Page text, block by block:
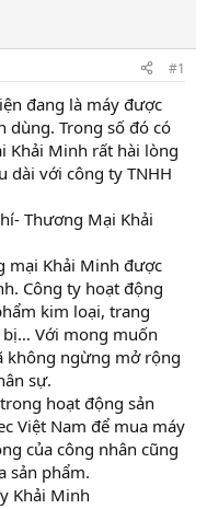
#1
đang là máy được
dùng. Trong số đó có
Khải Minh rất hài lòng
dài với công ty TNHH
Thương Mại Khải
mại Khải Minh được
Công ty hoạt động
kim loại, trang
Với mong muốn
không ngừng mở rộng
sự.
hoạt động sản
Việt Nam để mua máy
của công nhân cũng
sản phẩm.
Khải Minh